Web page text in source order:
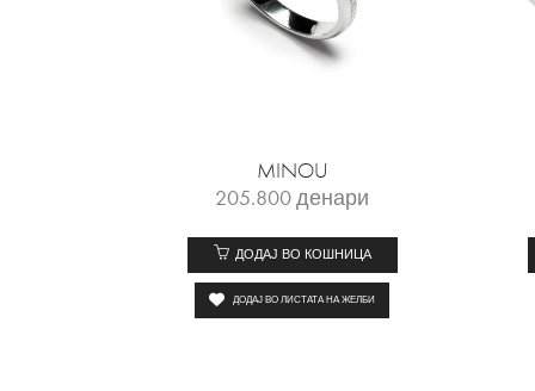
MINOU
205.800денари
ДОДАЈ ВО КОШНИЦА
ДОДАЈ ВО ЛИСТАТА НА ЖЕЛБИ